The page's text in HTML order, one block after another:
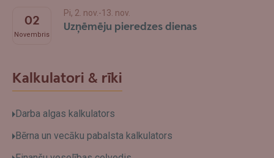
02
Novembris
Pi, 2. nov.-13. nov.
Uzņēmēju pieredzes dienas
Kalkulatori & rīki
Darba algas kalkulators
Bērna un vecāku pabalsta kalkulators